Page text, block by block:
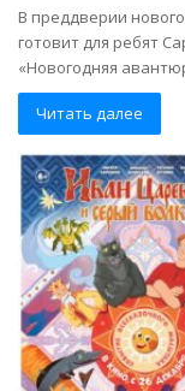
В преддверии
готовит для ребят
«Новогодняя
Читать далее